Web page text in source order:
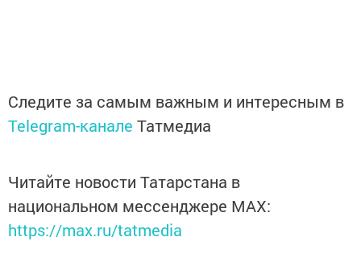
Следите за самым важным и интересным в
Telegram-канале Татмедиа
Читайте новости Татарстана в
национальном мессенджере MАХ:
https://max.ru/tatmedia